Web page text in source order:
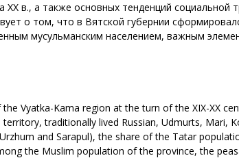
XX в., а также основных тенденций
о том, что в Вятской губернии
мусульманским населением, важным
Vyatka-Kama region at the turn of the XIX-XX
traditionally lived Russian, Udmurts, Mari,
and Sarapul), the share of the Tatar
the Muslim population of the province, the